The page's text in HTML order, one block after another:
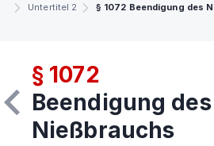
Untertitel 2
§ 1072 Beendigung des
§ 1072
Beendigung des
Nießbrauchs